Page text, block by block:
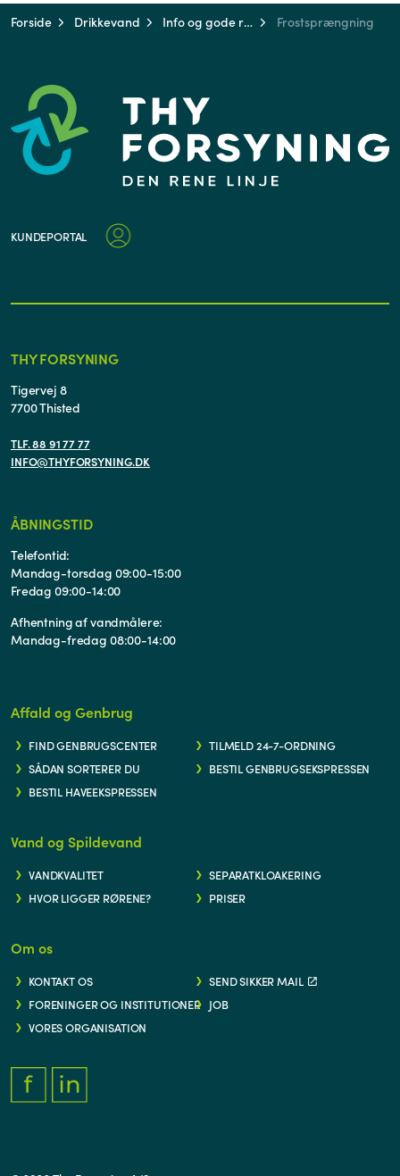
Forside Drikkevand Info og gode råd Frostsprængning
KUNDEPORTAL
THY FORSYNING
Tigervej 8
7700 Thisted
TLF. 88 91 77 77
INFO@THYFORSYNING.DK
ÅBNINGSTID
Telefontid:
Mandag-torsdag 09:00-15:00
Fredag 09:00-14:00
Afhentning af vandmålere:
Mandag-fredag 08:00-14:00
Affald og Genbrug
FIND GENBRUGSCENTER
TILMELD 24-7-ORDNING
SÅDAN SORTERER DU
BESTIL GENBRUGSEKSPRESSEN
BESTIL HAVEEKSPRESSEN
Vand og Spildevand
VANDKVALITET
SEPARATKLOAKERING
HVOR LIGGER RØRENE?
PRISER
Om os
KONTAKT OS
SEND SIKKER MAIL
FORENINGER OG INSTITUTIONER JOB
VORES ORGANISATION